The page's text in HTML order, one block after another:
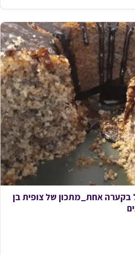
בקערה אחת_מתכון של צופית בן